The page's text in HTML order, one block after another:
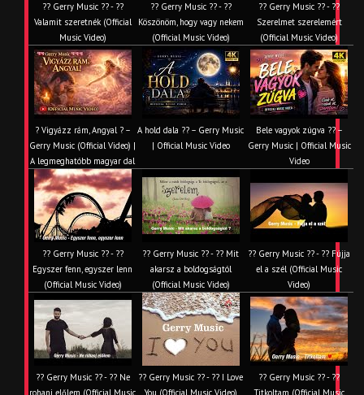
?? Gerry Music ?? - ??
Valamit szeretnék (Official
Music Video)
?? Gerry Music ?? - ??
Köszönöm, hogy vagy nekem
(Official Music Video)
?? Gerry Music ?? - ??
Szerelmet szerelemért
(Official Music Video)
? Vigyázz rám, Angyal ? –
Gerry Music (Official Video) |
A legmeghatóbb magyar dal
A hold dala ?? – Gerry Music
| Official Music Video
Bele vagyok zúgva ?? –
Gerry Music | Official Music
Video
?? Gerry Music ?? - ??
Egyszer fenn, egyszer lenn
(Official Music Video)
?? Gerry Music ?? - ?? Mit
akarsz a boldogságtól
(Official Music Video)
?? Gerry Music ?? - ?? Fújja
el a szél (Official Music
Video)
?? Gerry Music ?? - ?? Ne
rohanj előlem (Official Music
?? Gerry Music ?? - ?? I Love
You (Official Music Video)
?? Gerry Music ?? - ??
Titkoltam (Official Music